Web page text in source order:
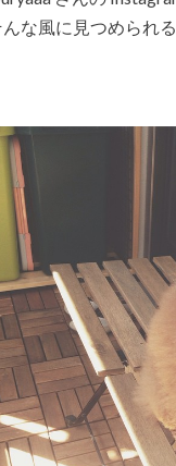
んな風に見つめられ